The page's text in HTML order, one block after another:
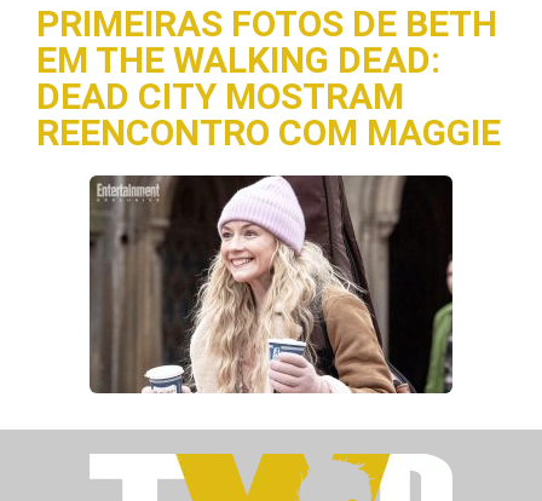
PRIMEIRAS FOTOS DE BETH
EM THE WALKING DEAD:
DEAD CITY MOSTRAM
REENCONTRO COM MAGGIE